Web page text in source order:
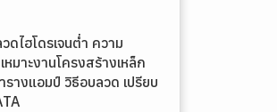
ไฮโดรเจนต่ำ ความ
มาะงานโครงสร้างเหล็ก
างแอมป์ วิธีอบลวด เปรียบ